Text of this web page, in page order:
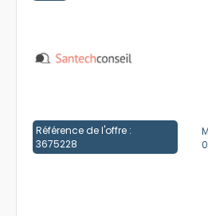
Référence de l'offre :
3675228